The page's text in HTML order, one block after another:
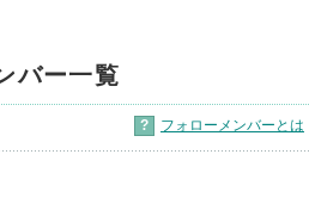
バー一覧
? フォローメンバーとは